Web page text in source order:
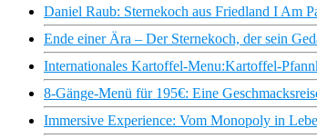
Daniel Raub: Sternekoch aus Friedland I Am
Ende einer Ära – Der Sternekoch, der sein
Internationales Kartoffel-Menu:Kartoffel-
8-Gänge-Menü für 195€: Eine
Immersive Experience: Vom Monopoly in